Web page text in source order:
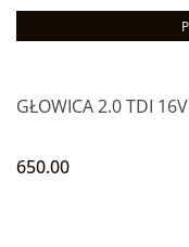
GŁOWICA 2.0 TDI
650.00